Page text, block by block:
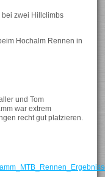
zwei Hillclimbs
Hochalm Rennen in
und Tom
war extrem
recht gut platzieren.